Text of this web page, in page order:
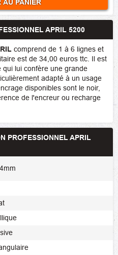
AU PANIER
APRIL 5200
comprend de 1 à 6 lignes et
est de 34,00 euros ttc. Il est
lui confère une grande
adapté à un usage
disponibles sont le noir,
de l'encreur ou recharge
PROFESSIONNEL APRIL